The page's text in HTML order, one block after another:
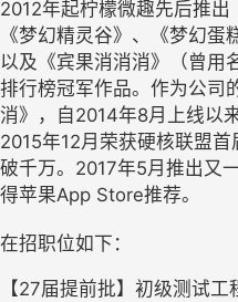
2012年起柠檬微趣先后推出
《梦幻精灵谷》、《梦幻蛋
以及《宾果消消消》（曾用
排行榜冠军作品。作为公司
消》，自2014年8月上线以
2015年12月荣获硬核联盟
破千万。2017年5月推出又
得苹果App Store推荐。
在招职位如下：
【27届提前批】初级测试工